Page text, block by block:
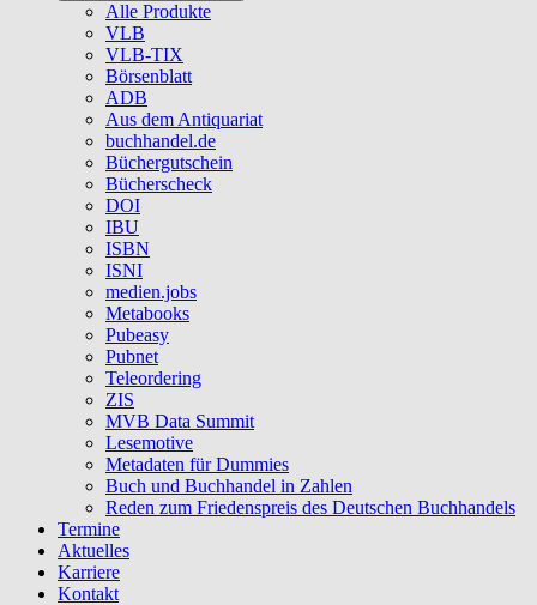
Alle Produkte
VLB
VLB-TIX
Börsenblatt
ADB
Aus dem Antiquariat
buchhandel.de
Büchergutschein
Bücherscheck
DOI
IBU
ISBN
ISNI
medien.jobs
Metabooks
Pubeasy
Pubnet
Teleordering
ZIS
MVB Data Summit
Lesemotive
Metadaten für Dummies
Buch und Buchhandel in Zahlen
Reden zum Friedenspreis des Deutschen Buchhandels
Termine
Aktuelles
Karriere
Kontakt